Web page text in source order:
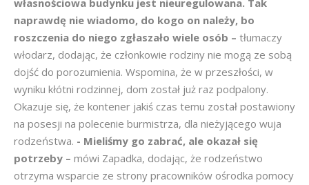
własnościowa budynku jest nieuregulowana. Tak
naprawdę nie wiadomo, do kogo on należy, bo
roszczenia do niego zgłaszało wiele osób – tłumaczy
włodarz, dodając, że członkowie rodziny nie mogą ze sobą
dojść do porozumienia. Wspomina, że w przeszłości, w
wyniku kłótni rodzinnej, dom został już raz podpalony.
Okazuje się, że kontener jakiś czas temu został postawiony
na posesji na polecenie burmistrza, dla nieżyjącego wuja
rodzeństwa. - Mieliśmy go zabrać, ale okazał się
potrzeby – mówi Zapadka, dodając, że rodzeństwo
otrzyma wsparcie ze strony pracowników ośrodka pomocy